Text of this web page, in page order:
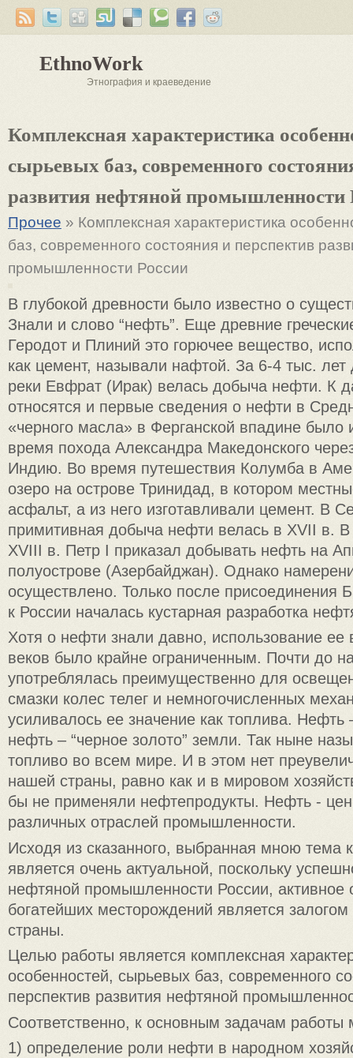
EthnoWork
Этнография и краеведение
Комплексная характеристика
сырьевых баз, современного
развития нефтяной промышленности
Прочее » Комплексная характеристика
баз, современного состояния и перспектив
промышленности России
В глубокой древности было известно о
Знали и слово “нефть”. Еще древние
Геродот и Плиний это горючее вещество,
как цемент, называли нафтой. За 6-4 тыс. лет
реки Евфрат (Ирак) велась добыча нефти. К
относятся и первые сведения о нефти в
«черного масла» в Ферганской впадине было
время похода Александра Македонского
Индию. Во время путешествия Колумба в
озеро на острове Тринидад, в котором
асфальт, а из него изготавливали цемент. В
примитивная добыча нефти велась в XVII в.
XVIII в. Петр I приказал добывать нефть на
полуострове (Азербайджан). Однако
осуществлено. Только после присоединения
к России началась кустарная разработка
Хотя о нефти знали давно, использование ее
веков было крайне ограниченным. Почти до
употреблялась преимущественно для
смазки колес телег и немногочисленных
усиливалось ее значение как топлива. Нефть
нефть – “черное золото” земли. Так ныне
топливо во всем мире. И в этом нет
нашей страны, равно как и в мировом
бы не применяли нефтепродукты. Нефть -
различных отраслей промышленности.
Исходя из сказанного, выбранная мною тема
является очень актуальной, поскольку
нефтяной промышленности России, активное
богатейших месторождений является залогом
страны.
Целью работы является комплексная
особенностей, сырьевых баз, современного
перспектив развития нефтяной
Соответственно, к основным задачам работы
1) определение роли нефти в народном